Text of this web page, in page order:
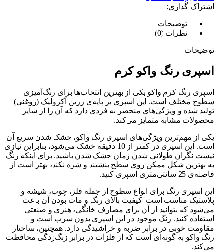
اشتراک گذاری:
توضیحات
نظرات (0)
توضیحات
اسپری رنگ واکو کرم
اسپری رنگ کرم واکو یکی از بهترین انتخاب‌ها برای رنگ‌آمیزی
سطوح مختلف است. این اسپری بر پایه‌ی رزین آکرولیک (روغنی)
تولید شده و ویژگی‌های منحصر به فردی دارد که آن را از سایر
محصولات مشابه متمایز می‌کند.
یکی از مهم‌ترین ویژگی‌های اسپری رنگ واکو، خشک شدن سریع آن
است. این اسپری در کمتر از 10 دقیقه خشک می‌شود، بنابراین نیازی
نیست نگران طولانی شدن زمان خشک شدن باشید. برای اینکه رنگ
به بهترین شکل ممکن روی سطح بنشیند و شره نکند، بهتر است از
فاصله‌ی 25 سانتی‌متری اسپری کنید.
این اسپری رنگ برای انواع سطوح از جمله فلز، چوب، شیشه و
پلاستیک مناسب است. کیفیت بالای رنگ و مات بودن آن باعث
می‌شود که بتوانید از آن برای مصارف خانگی، هنری و صنعتی
استفاده کنید. رنگ موجود در این اسپری بدون سرب است و
مقاومت خوبی در برابر ضربه و خراشیدگی دارد. همچنین، ساختار
رنگ واکو به گونه‌ای است که از فلزات در برابر زنگ‌زدگی محافظت
می‌کند.